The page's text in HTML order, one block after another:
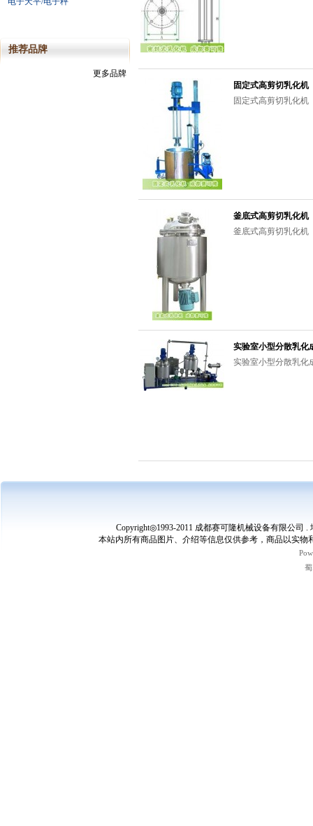
推荐品牌
更多品牌
固定式高剪切乳化机
固定式高剪切乳化机
釜底式高剪切乳化机
釜底式高剪切乳化机
实验室小型分散乳化
实验室小型分散乳化
Copyright◎1993-2011 成都赛可隆机械设备有限公司
本站内所有商品图片、介绍等信息仅供参考，商品以实